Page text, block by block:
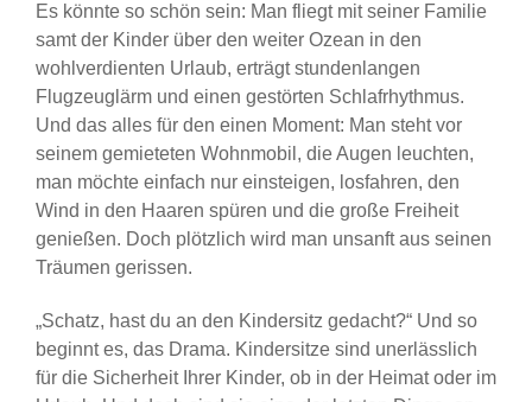
Es könnte so schön sein: Man fliegt mit seiner Familie
samt der Kinder über den weiter Ozean in den
wohlverdienten Urlaub, erträgt stundenlangen
Flugzeuglärm und einen gestörten Schlafrhythmus.
Und das alles für den einen Moment: Man steht vor
seinem gemieteten Wohnmobil, die Augen leuchten,
man möchte einfach nur einsteigen, losfahren, den
Wind in den Haaren spüren und die große Freiheit
genießen. Doch plötzlich wird man unsanft aus seinen
Träumen gerissen.
„Schatz, hast du an den Kindersitz gedacht?“ Und so
beginnt es, das Drama. Kindersitze sind unerlässlich
für die Sicherheit Ihrer Kinder, ob in der Heimat oder im